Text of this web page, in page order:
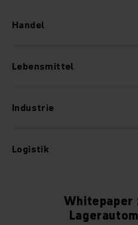
Handel
Lebensmittel
Industrie
Logistik
Whitepaper